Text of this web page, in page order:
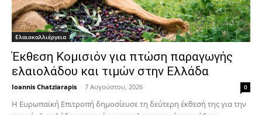
Ελαιοκαλλιέργεια
Έκθεση Κομισιόν για πτώση παραγωγής
ελαιολάδου και τιμών στην Ελλάδα
Ioannis Chatziarapis - 7 Αυγούστου, 2026 0
Η Ευρωπαϊκή Επιτροπή δημοσίευσε τη δεύτερη έκθεσή της για την